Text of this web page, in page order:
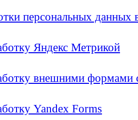
персональных
Яндекс Метрикой
внешними формами
Yandex Forms